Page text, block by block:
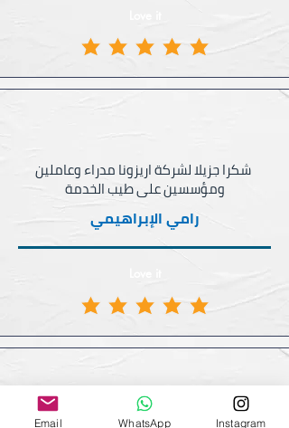
رامي الإبراهيمي
Email WhatsApp Instagram